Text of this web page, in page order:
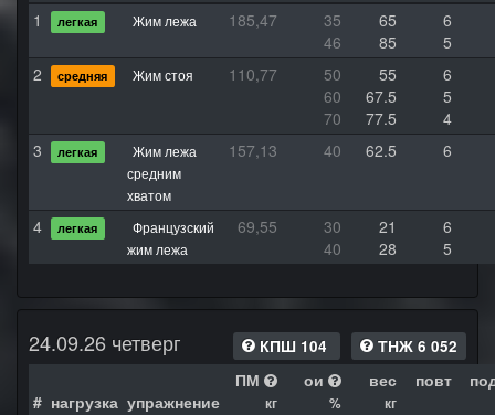
1 легкая Жим лежа 185,47 35 65
6
46
85
5
2
средняя Жим стоя 110,77 50 55
6
60
67.5
5
70
77.5
4
3
легкая
Жим лежа
средним
хватом
157,13 40 62.5 6
4 легкая
Французский
жим лежа
69,55 30 21
6
40
28 5
24.09.26 четверг КПШ 104 ТНЖ 6 052
# нагрузка упражнение
ПМ
кг
ои
%
вес
кг
повт